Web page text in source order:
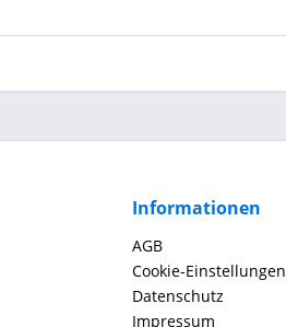
Informationen
AGB
Cookie-Einstellungen
Datenschutz
Impressum